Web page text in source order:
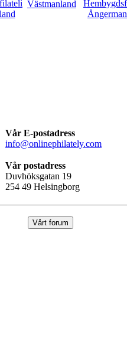
Västmanland
Vår E-postadress
info@onlinephilately.com
Vår postadress
Duvhöksgatan 19
254 49 Helsingborg
Vårt forum